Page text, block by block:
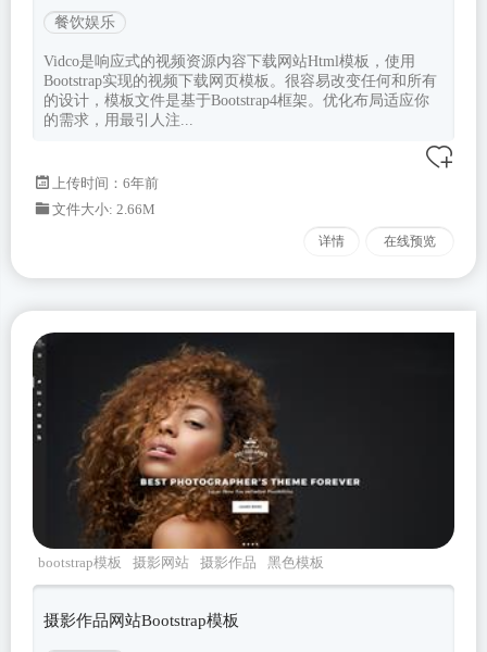
餐饮娱乐
Vidco是响应式的视频资源内容下载网站Html模板，使用
Bootstrap实现的视频下载网页模板。很容易改变任何和所有
的设计，模板文件是基于Bootstrap4框架。优化布局适应你
的需求，用最引人注...
上传时间：6年前
文件大小: 2.66M
详情 在线预览
bootstrap模板 摄影网站 摄影作品
黑色模板
Photographer
摄影作品网站Bootstrap模板